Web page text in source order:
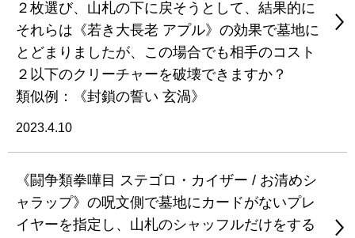
２枚選び、山札の下に戻そうとして、結果的に
それらは《若き大長老 アプル》の効果で墓地に
とどまりましたが、この場合でも相手のコスト
２以下のクリーチャーを破壊できますか？
類似例：《封鎖の誓い 玄渦》
2023.4.10
《闘争類拳嘩目 ステゴロ・カイザー / お清めシ
ャラップ》の呪文側で墓地にカードがないプレ
イヤーを指定し、山札のシャッフルだけをする